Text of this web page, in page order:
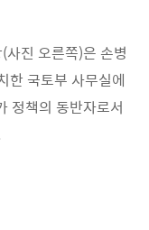
(사진 오른쪽)은 손병
한 국토부 사무실에
정책의 동반자로서